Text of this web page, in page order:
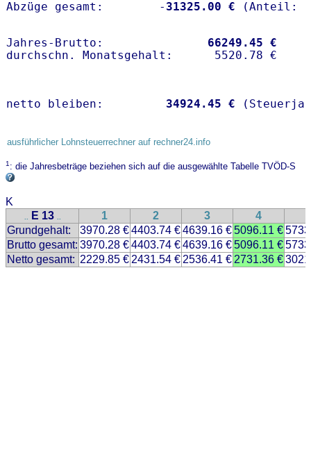
Abzüge gesamt:        - 31325.00 €
Jahres-Brutto: 66249.45 €
netto bleiben: 34924.45 €
ausführlicher Lohnsteuerrechner auf rechner24.info
1: die Jahresbeträge beziehen sich auf die ausgewählte Tabelle TVÖD-S
K
.. E 13 .. 1 2 3 4
Grundgehalt:
3970.28 €4403.74 €4639.16 €5096.11 €
Brutto gesamt: 3970.28 €4403.74 €4639.16 €5096.11 €
Netto gesamt: 2229.85 € 2431.54 € 2536.41 € 2731.36 €